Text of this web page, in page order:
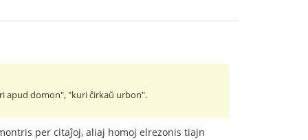
apud domon", "kuri ĉirkaŭ urbon".
per citaĵoj, aliaj homoj elrezonis tiajn